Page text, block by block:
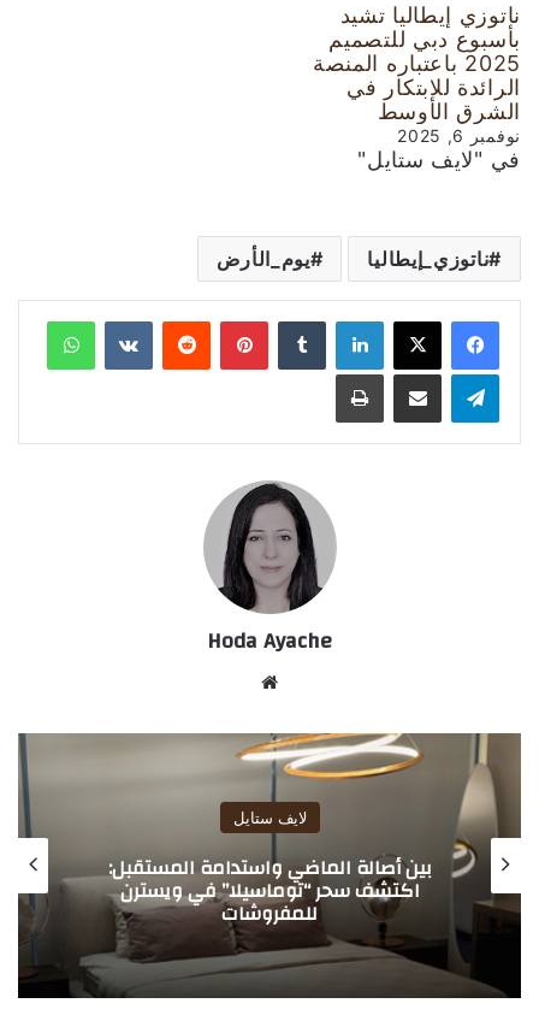
ناتوزي إيطاليا تشيد
بأسبوع دبي للتصميم
2025 باعتباره المنصة
الرائدة للابتكار في
الشرق الأوسط
نوفمبر 6, 2025
في "لايف ستايل"
ناتوزي_إيطاليا يوم_الأرض
لينكدإن بينتيريست
Hoda Ayache
الوي
ب
لايف ستايل
ناتوزي إيطاليا” تعيد صياغة الفضاء المنزلي
بلمسات ضوئية ساحرة؛ عبر تصاميم نُحتت في
إيطاليا واستُلهمت من سحر المتوسط.